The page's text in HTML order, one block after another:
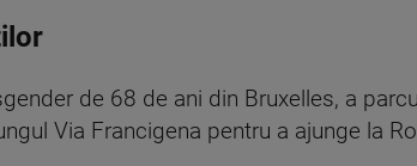
de 68 de ani din Bruxelles, a
Via Francigena pentru a ajunge la